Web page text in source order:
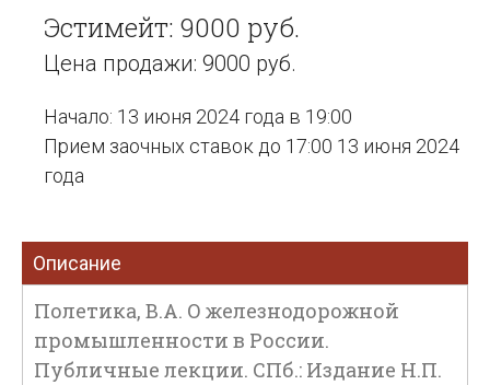
Эстимейт: 9000 руб.
Цена продажи: 9000 руб.
Начало: 13 июня 2024 года в 19:00
Прием заочных ставок до 17:00 13 июня 2024
года
Описание
Полетика, В.А. О железнодорожной
промышленности в России.
Публичные лекции. СПб.: Издание Н.П.